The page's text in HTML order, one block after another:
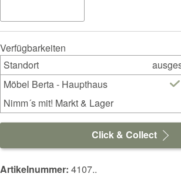
Verfügbarkeiten
Standort
Möbel Berta - Haupthaus
Nimm´s mit! Markt & Lager
Click & Collect
Artikelnummer: 4107..